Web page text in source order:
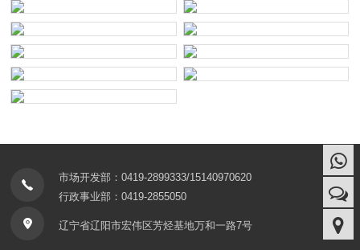
市场开发部：0419-2899333/15140970620
行政事业部：0419-2855050
辽宁省辽阳市宏伟区芳烃基地万和一路7号